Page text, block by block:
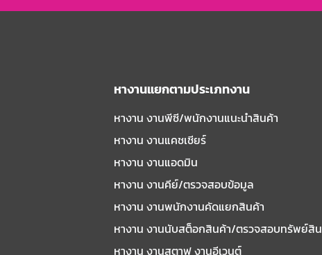
หางานแยกตามประเภทงาน
หางาน งานพีซี/พนักงานแนะนําสินค้า
หางาน งานแคชเชียร์
หางาน งานแอดมิน
หางาน งานคีย์/ตรวจสอบข้อมูล
หางาน งานพนักงานคัดแยกสินค้า
หางาน งานนับสต็อกสินค้า/ตรวจสอบทรัพย์สิน
หางาน งานสตาฟ งานอีเวนต์